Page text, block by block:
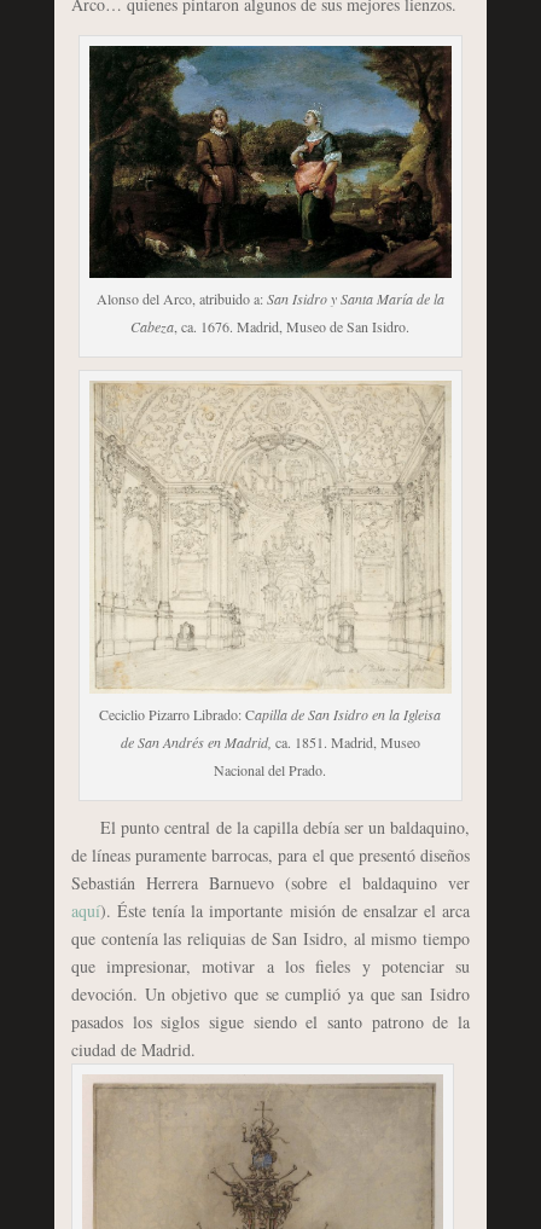
Arco… quienes pintaron algunos de sus mejores lienzos.
Alonso del Arco, atribuido a:San Isidro y Santa María de la
Cabeza, ca. 1676. Madrid, Museo de San Isidro.
Ceciclio Pizarro Librado: Capilla de San Isidro en la Igleisa
de San Andrés en Madrid, ca. 1851. Madrid, Museo
Nacional del Prado.
El punto central de la capilla debía ser un baldaquino,
de líneas puramente barrocas, para el que presentó diseños
Sebastián Herrera Barnuevo (sobre el baldaquino ver
aquí). Éste tenía la importante misión de ensalzar el arca
que contenía las reliquias de San Isidro, al mismo tiempo
que impresionar, motivar a los fieles y potenciar su
devoción. Un objetivo que se cumplió ya que san Isidro
pasados los siglos sigue siendo el santo patrono de la
ciudad de Madrid.